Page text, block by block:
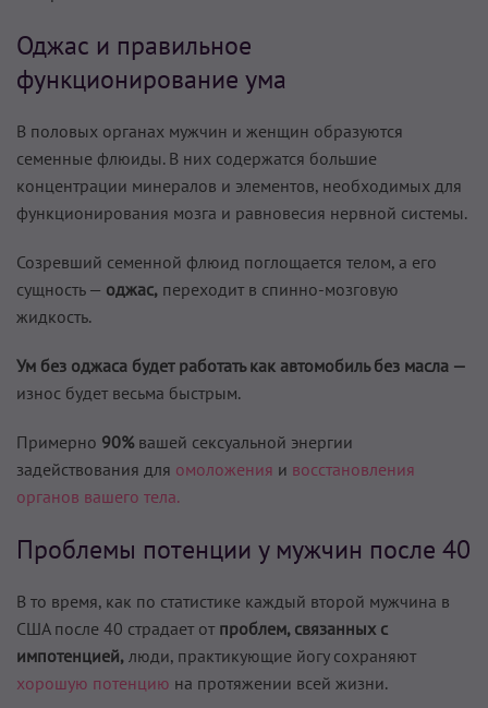
Оджас и правильное
функционирование ума
В половых органах мужчин и женщин образуются
семенные флюиды. В них содержатся большие
концентрации минералов и элементов, необходимых для
функционирования мозга и равновесия нервной системы.
Созревший семенной флюид поглощается телом, а его
сущность — оджас, переходит в спинно-мозговую
жидкость.
Ум без оджаса будет работать как автомобиль без масла —
износ будет весьма быстрым.
Примерно 90% вашей сексуальной энергии
задействования для омоложения и восстановления
органов вашего тела.
Проблемы потенции у мужчин после 40
В то время, как по статистике каждый второй мужчина в
США после 40 страдает от проблем, связанных с
импотенцией, люди, практикующие йогу сохраняют
хорошую потенцию на протяжении всей жизни.